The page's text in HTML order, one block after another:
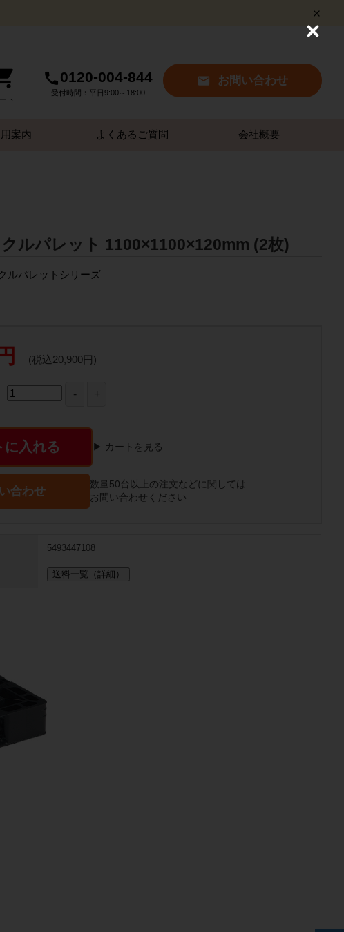
ト
0120-004-844
受付時間：平日9:00～18:00
お問い合わせ
案内 よくあるご質問 会社概要
ルパレット 1100×1100×120mm (2枚)
ルパレットシリーズ
(税込20,900円)
に入れる ▶ カートを見る
合わせ
数量50台以上の注文などに関しては
お問い合わせください
5493447108
送料一覧（詳細）
C
s